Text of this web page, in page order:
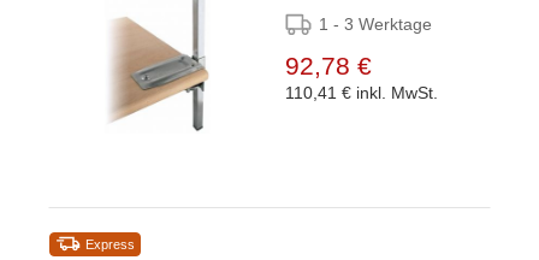
Höhe 66cm
1 - 3 Werktage
92,78 €
110,41 € inkl. MwSt.
Express